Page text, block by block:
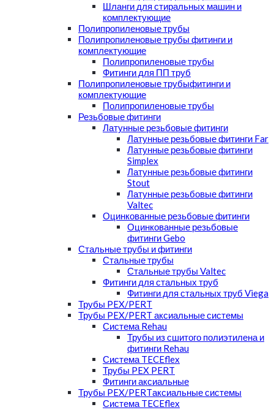
Шланги для стиральных машин и
комплектующие
Полипропиленовые трубы
Полипропиленовые трубы фитинги и
комплектующие
Полипропиленовые трубы
Фитинги для ПП труб
Полипропиленовые трубыфитинги и
комплектующие
Полипропиленовые трубы
Резьбовые фитинги
Латунные резьбовые фитинги
Латунные резьбовые фитинги Far
Латунные резьбовые фитинги
Simplex
Латунные резьбовые фитинги
Stout
Латунные резьбовые фитинги
Valtec
Оцинкованные резьбовые фитинги
Оцинкованные резьбовые
фитинги Gebo
Стальные трубы и фитинги
Стальные трубы
Стальные трубы Valtec
Фитинги для стальных труб
Фитинги для стальных труб Viega
Трубы PEX/PERT
Трубы PEX/PERT аксиальные системы
Система Rehau
Трубы из сшитого полиэтилена и
фитинги Rehau
Система TECEflex
Трубы PEX PERT
Фитинги аксиальные
Трубы PEX/PERTаксиальные системы
Система TECEflex